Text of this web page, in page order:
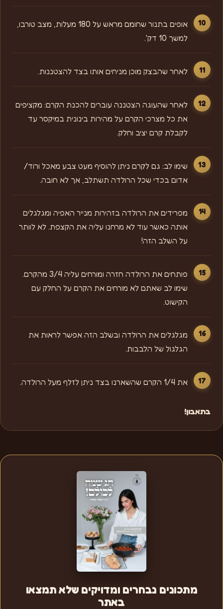
אופים בתנור שחומם מראש על 180 מעלות, מצב טורבו,
למשך 10 דק'.
לאחר שהבצק מוכן מניחים אותו בצד להצטננות.
לאחר שהעוגה הצטננה עוברים להכנת הקרם: מקציפים
את כל מצרכי הקרם על מהירות בינונית במיקסר עד
לקבלת קרם יציב וחלק.
שימו לב: גם לקרם ניתן להוסיף מעט צבע מאכל ורוד/
אדום בכדי שכל הרולדה תשתלב, אך לא חובה.
מפרידים את הרולדה בזהירות מנייר האפיה ומגלגלים
אותה כאשר עוד לא מרחנו עליה את הקצפת. לא לוותר
על השלב הזה!
פותחים את הרולדה חזרה ומורחים עליה 3/4 מהקרם.
שימו לב שאתם לא מורחים את הקרם על החלק עם
הקישוט.
מגלגלים את הרולדה ובשלב הזה אפשר לראות את
הגלגול של הלבבות.
את 1/4 הקרם שהשארנו בצד ניתן לזלף מעל הרולדה.
בתאבון!
מתכונים נבחרים ומדויקים שלא תמצאו
באתר